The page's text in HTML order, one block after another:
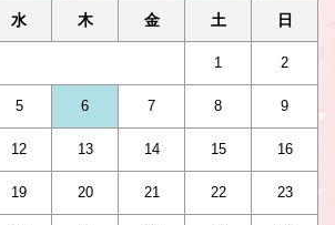
水 木 金 土 日
1 2
5 6 7 8 9
12 13 14 15 16
19 20 21 22 23